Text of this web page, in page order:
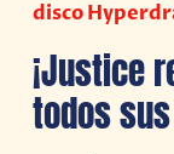
disco
¡Justice
todos